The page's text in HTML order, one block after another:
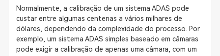
Normalmente, a calibração de um sistema ADAS pode
custar entre algumas centenas a vários milhares de
dólares, dependendo da complexidade do processo. Por
exemplo, um sistema ADAS simples baseado em câmaras
pode exigir a calibração de apenas uma câmara, com um